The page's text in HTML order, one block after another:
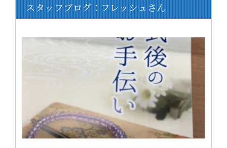
スタッフブログ：フレッシュさん